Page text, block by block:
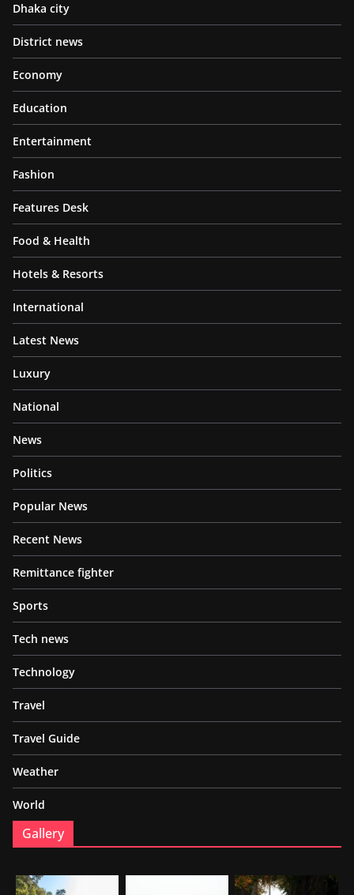
Dhaka city
District news
Economy
Education
Entertainment
Fashion
Features Desk
Food & Health
Hotels & Resorts
International
Latest News
Luxury
National
News
Politics
Popular News
Recent News
Remittance fighter
Sports
Tech news
Technology
Travel
Travel Guide
Weather
World
Gallery